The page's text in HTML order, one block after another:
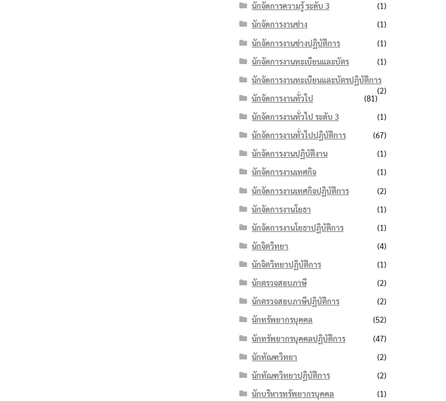
นักจัดการความรู้ ระดับ 3
(1)
นักจัดการงานช่าง
(1)
นักจัดการงานช่างปฏิบัติการ
(1)
นักจัดการงานทะเบียนและบัตร
(1)
นักจัดการงานทะเบียนและบัตรปฏิบัติการ
(2)
นักจัดการงานทั่วไป
(81)
นักจัดการงานทั่วไป ระดับ 3
(1)
นักจัดการงานทั่วไปปฏิบัติการ
(67)
นักจัดการงานปฏิบัติงาน
(1)
นักจัดการงานเทศกิจ
(1)
นักจัดการงานเทศกิจปฏิบัติการ
(2)
นักจัดการงานโยธา
(1)
นักจัดการงานโยธาปฏิบัติการ
(1)
นักจิตวิทยา
(4)
นักจิตวิทยาปฏิบัติการ
(1)
นักตรวจสอบภาษี
(2)
นักตรวจสอบภาษีปฏิบัติการ
(2)
นักทรัพยากรบุคคล
(52)
นักทรัพยากรบุคคลปฏิบัติการ
(47)
นักทัณฑวิทยา
(2)
นักทัณฑวิทยาปฏิบัติการ
(2)
นักบริหารทรัพยากรบุคคล
(1)